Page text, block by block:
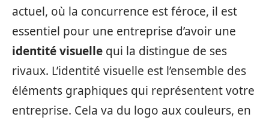
actuel, où la concurrence est féroce, il est
essentiel pour une entreprise d’avoir une
identité visuelle qui la distingue de ses
rivaux. L’identité visuelle est l’ensemble des
éléments graphiques qui représentent votre
entreprise. Cela va du logo aux couleurs, en